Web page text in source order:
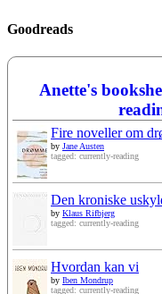
Goodreads
Anette's
Fire noveller om
by Jane Austen
tagged: currently-reading
Den kroniske
by Klaus Rifbjerg
tagged: currently-reading
Hvordan kan vi
by Iben Mondrup
tagged: currently-reading